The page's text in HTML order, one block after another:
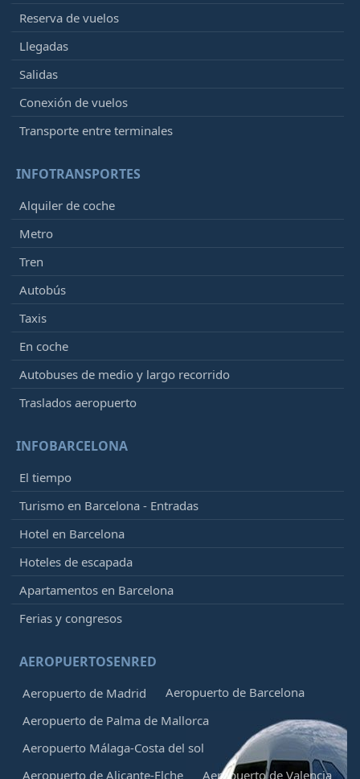
Reserva de vuelos
Llegadas
Salidas
Conexión de vuelos
Transporte entre terminales
INFOTRANSPORTES
Alquiler de coche
Metro
Tren
Autobús
Taxis
En coche
Autobuses de medio y largo recorrido
Traslados aeropuerto
INFOBARCELONA
El tiempo
Turismo en Barcelona - Entradas
Hotel en Barcelona
Hoteles de escapada
Apartamentos en Barcelona
Ferias y congresos
AEROPUERTOSENRED
Aeropuerto de Madrid
Aeropuerto de Barcelona
Aeropuerto de Palma de Mallorca
Aeropuerto Málaga-Costa del sol
Aeropuerto de Alicante-Elche
Aeropuerto de Valencia